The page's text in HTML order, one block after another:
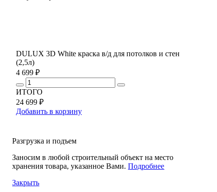
DULUX 3D White краска в/д для потолков и стен
(2,5л)
4 699 ₽
ИТОГО
24 699 ₽
Добавить в корзину
Разгрузка и подъем
Заносим в любой строительный объект на место
хранения товара, указанное Вами.Подробнее
Закрыть